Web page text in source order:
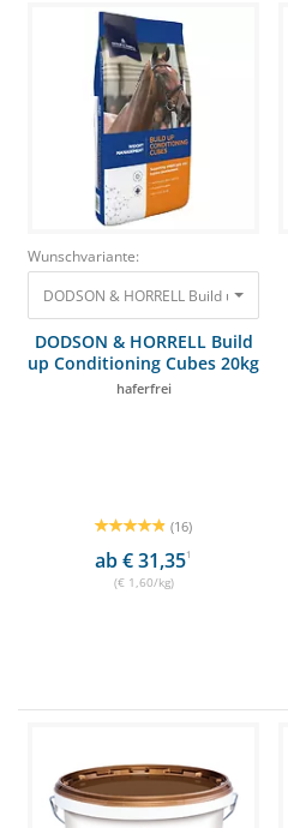
Wunschvariante:
DODSON & HORRELL Build
up Conditioning Cubes 20kg
haferfrei
(16)
ab € 31,351
(€ 1,60/kg)